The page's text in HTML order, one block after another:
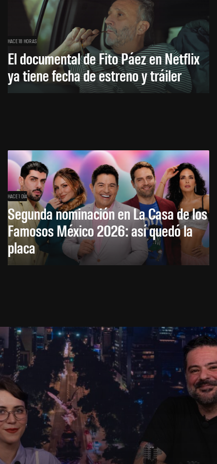
HACE 18 HORAS
El documental de Fito Páez en Netflix
ya tiene fecha de estreno y tráiler
HACE 1 DÍA
Segunda nominación en La Casa de los
Famosos México 2026: así quedó la
placa